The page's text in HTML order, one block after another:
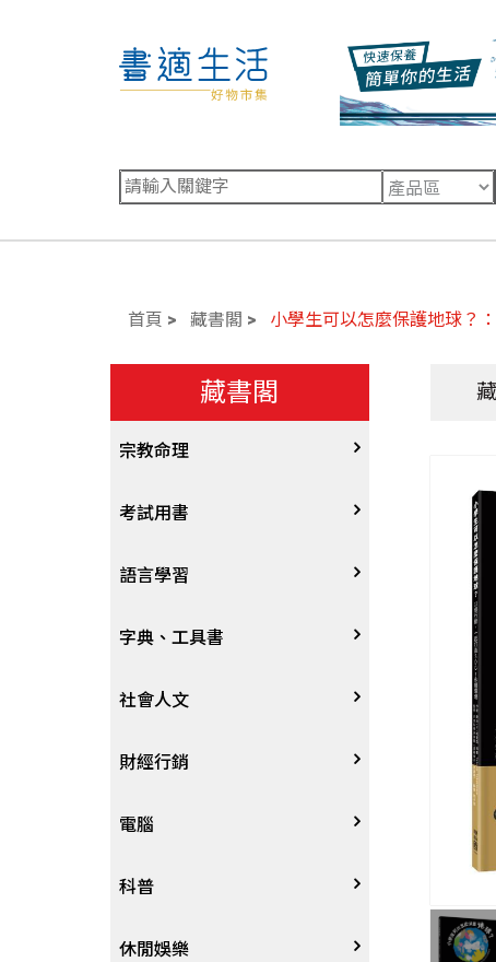
首頁 藏書閣 小學生可以怎麼保護地球？
藏書閣
宗教命理
宗教
星象星座命理
考試用書
四技二專大學
國考、檢定
留學考試
學習法/考試方法
國中小參考書
語言學習
英語/美語
日語
韓語
歐語
東南亞語
閩南語/台語
字典、工具書
字辭典
百科、圖鑑
地圖集
其他工具書
社會人文
社會學、人文思想
法律
政治
軍事
財經行銷
行銷廣告
談判溝通
電子商務&趨勢
電腦
軟體
硬體
科普
大自然動植物
休閒娛樂